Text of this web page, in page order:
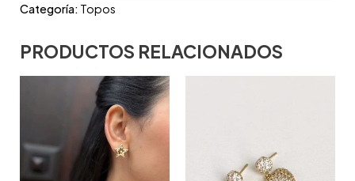
Categoría: Topos
PRODUCTOS RELACIONADOS